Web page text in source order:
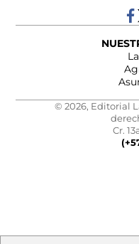
© 2026, Editorial
Cr.